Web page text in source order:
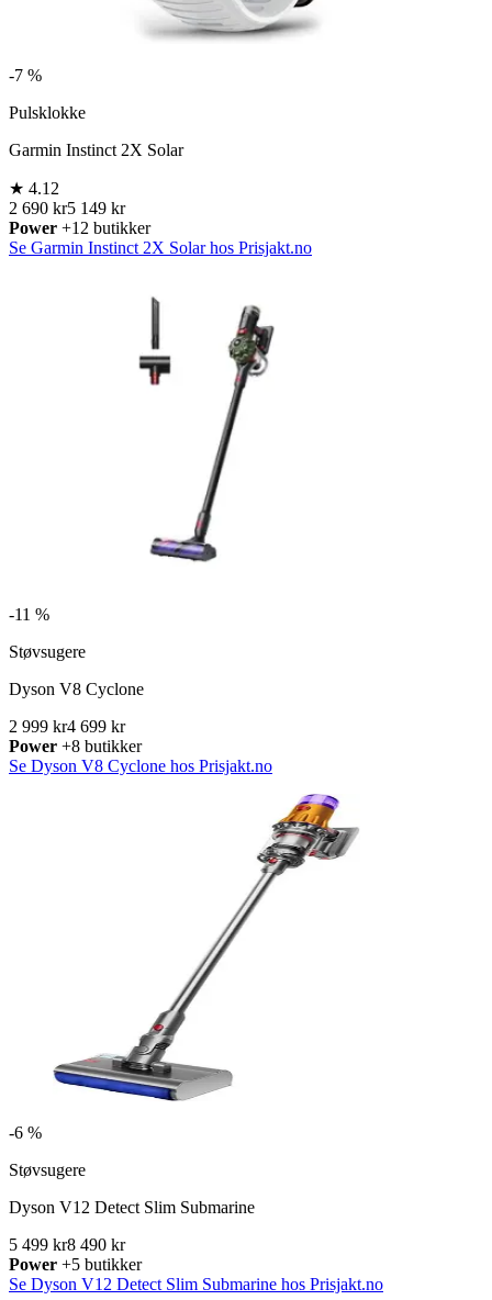
-7 %
Pulsklokke
Garmin Instinct 2X Solar
★ 4.12
2 690 kr5 149 kr
Power +12 butikker
Se Garmin Instinct 2X Solar hos Prisjakt.no
-11 %
Støvsugere
Dyson V8 Cyclone
2 999 kr4 699 kr
Power +8 butikker
Se Dyson V8 Cyclone hos Prisjakt.no
-6 %
Støvsugere
Dyson V12 Detect Slim Submarine
5 499 kr8 490 kr
Power +5 butikker
Se Dyson V12 Detect Slim Submarine hos Prisjakt.no